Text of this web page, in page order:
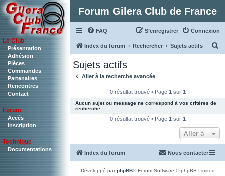
Le Club
Présentation
Adhésion
Pièces
Commandes
Partenaires
Rencontres
Contact
Forum
Accès
inscription
Technique
Documentations
Forum Gilera Club de France
FAQ Connexion
S’enregistrer
Index du forum Rechercher Sujets actifs
h
Sujets actifs
Aller à la recherche avancée
0 résultat trouvé • Page 1 sur 1
Aucun sujet ou message ne correspond à vos critères de
recherche.
0 résultat trouvé • Page 1 sur 1
Aller à
Index du forum Nous contacter
Développé parphpBB® Forum Software © phpBB Limited